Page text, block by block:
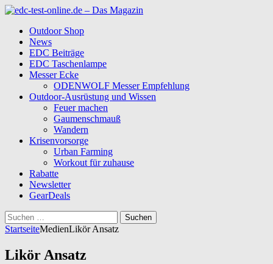
Outdoor Shop
News
EDC Beiträge
EDC Taschenlampe
Messer Ecke
ODENWOLF Messer Empfehlung
Outdoor-Ausrüstung und Wissen
Feuer machen
Gaumenschmauß
Wandern
Krisenvorsorge
Urban Farming
Workout für zuhause
Rabatte
Newsletter
GearDeals
Suchen
nach:
StartseiteMedienLikör Ansatz
Likör Ansatz